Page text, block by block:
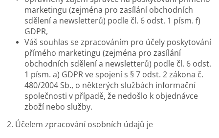
marketingu (zejména pro zasílání obchodních
sdělení a newsletterů) podle čl. 6 odst. 1 písm. f)
GDPR,
Váš souhlas se zpracováním pro účely poskytování
přímého marketingu (zejména pro zasílání
obchodních sdělení a newsletterů) podle čl. 6 odst.
1 písm. a) GDPR ve spojení s § 7 odst. 2 zákona č.
480/2004 Sb., o některých službách informační
společnosti v případě, že nedošlo k objednávce
zboží nebo služby.
2. Účelem zpracování osobních údajů je